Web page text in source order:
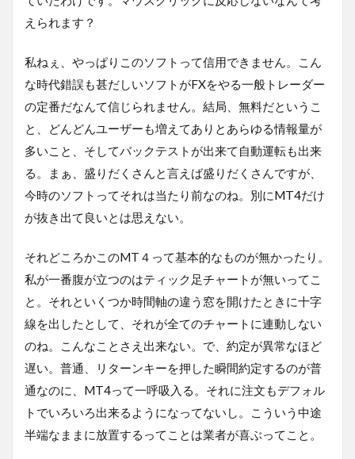
えられます？
私ねぇ、やっぱりこのソフトって信用できません。こん
な時代錯誤も甚だしいソフトがFXをやる一般トレーダー
の定番だなんて信じられません。結局、無料だというこ
と、どんどんユーザーも増えてありとあらゆる情報量が
多いこと、そしてバックテストが出来て自動運転も出来
る。まぁ、盛りだくさんと言えば盛りだくさんですが、
今時のソフトってそれは当たり前なのね。別にMT4だけ
が抜き出て良いとは思えない。
それどころかこのMT４って基本的なものが無かったり。
私が一番腹が立つのはティック足チャートが無いってこ
と。それといくつか時間軸の違う窓を開けたときに十字
線を出したとして、それが全てのチャートに連動しない
のね。こんなことさえ出来ない。で、約定が異常なほど
遅い。普通、リターンキーを押した瞬間約定するのが普
通なのに、MT4って一呼吸入る。それに注文もデフォル
トでいろいろ出来るようになってないし。こういう中途
半端なままに放置するってことは業者が喜ぶってこと。